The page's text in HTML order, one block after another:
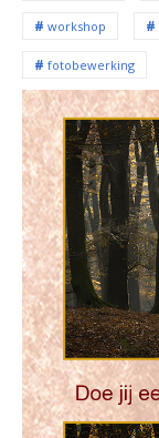
workshop
fotobewerking